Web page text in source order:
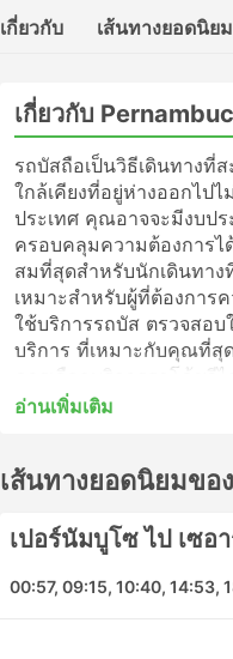
เกี่ยวกับ เส้นทางยอดนิยม
เกี่ยวกับ
รถบัสถือเป็นวิธีเดินทางที่
ใกล้เคียงที่อยู่ห่างออกไป
ประเทศ คุณอาจจะมีงบป
ครอบคลุมความต้องการ
สมที่สุดสำหรับนักเดินทาง
เหมาะสำหรับผู้ที่ต้องการ
ใช้บริการรถบัส ตรวจสอ
บริการ ที่เหมาะกับคุณที่สุ
แบบไม่แวะพักไปจนถึงจุด
สำหรับการเดินทางระยะสั้
เนื่องจากจุดหมายปลายท
รถประจำทางกลางคืน แ
มีตู้นอนสำหรับการเดินทา
ช่วยให้คุณเลือกตั๋วโดยส
อ่านเพิ่มเติม
เส้นทางยอดนิยมขอ
เปอร์นัมบูโซ ไป เซอ
00:57, 09:15, 10:40, 14:53,